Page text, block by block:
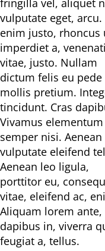
fringilla vel, aliquet
vulputate eget, arcu.
enim justo, rhoncus
imperdiet a,
vitae, justo. Nullam
dictum felis eu pede
mollis pretium.
tincidunt. Cras
Vivamus elementum
semper nisi. Aenean
vulputate eleifend
Aenean leo ligula,
porttitor eu,
vitae, eleifend ac,
Aliquam lorem ante,
dapibus in, viverra
feugiat a, tellus.